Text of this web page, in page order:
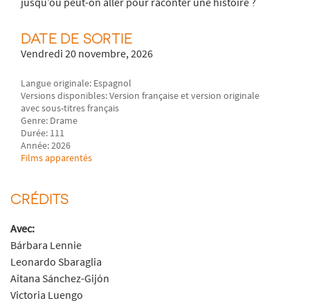
DATE DE SORTIE
Vendredi 20 novembre, 2026
Langue originale: Espagnol
Versions disponibles: Version française et version originale
avec sous-titres français
Genre: Drame
Durée: 111
Année: 2026
Films apparentés
CRÉDITS
Avec:
Bárbara Lennie
Leonardo Sbaraglia
Aitana Sánchez-Gijón
Victoria Luengo